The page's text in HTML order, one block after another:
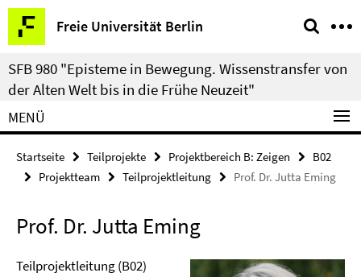
Springe
direkt
zu
Inhalt
Freie Universität Berlin
Service-
Navigation
SFB 980 "Episteme in Bewegung. Wissenstransfer von
der Alten Welt bis in die Frühe Neuzeit"
MENÜ
Startseite Teilprojekte Projektbereich B: Zeigen
B02
Projektteam
Teilprojektleitung Prof. Dr. Jutta Eming
Prof. Dr. Jutta Eming
Teilprojektleitung (B02)